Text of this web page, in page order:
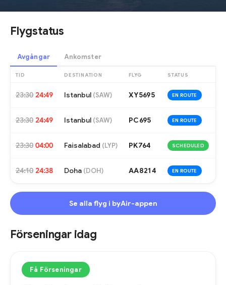
Flygstatus
Avgångar Ankomster
TID DESTINATION FLYG STATUS
23:30 24:49 Istanbul (SAW) XY5695 EN ROUTE
23:30 24:49 Istanbul (SAW) PC695 EN ROUTE
23:30 04:00 Faisalabad (LYP) PK764 SCHEDULED
24:10 24:38 Doha (DOH) AA8214 EN ROUTE
Se alla flyg i byAir-appen
Förseningar idag
Få Förseningar